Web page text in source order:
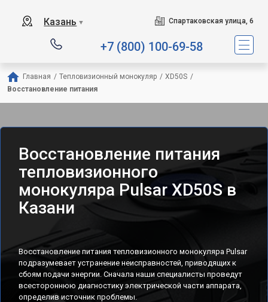
Казань ▼ Спартаковская улица, 6
+7 (800) 100-69-58
Главная / Тепловизионный монокуляр / XD50S /
Восстановление питания
Восстановление питания
тепловизионного
монокуляра Pulsar XD50S в
Казани
Восстановление питания тепловизионного монокуляра Pulsar
подразумевает устранение неисправностей, приводящих к
сбоям подачи энергии. Сначала наши специалисты проведут
всестороннюю диагностику электрической части аппарата,
определив источник проблемы.